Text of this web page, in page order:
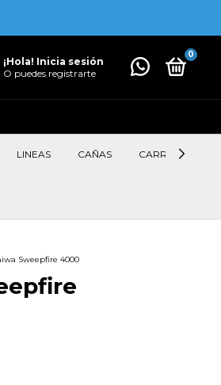
¡Hola! Inicia sesión
O puedes registrarte
0
LINEAS CAÑAS CARRETES
Sweepfire 4000